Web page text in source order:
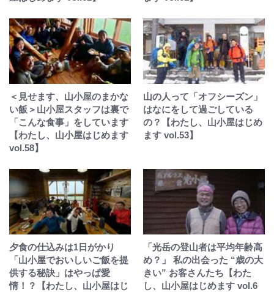
＜見せます、山小屋のまかな
い飯＞山小屋スタッフは裏で
「こんな食事」をしています
【わたし、山小屋はじめます
vol.58】
山の人って「オフシーズン」
はなにをして過ごしている
の？【わたし、山小屋はじめ
ます vol.53】
夕食の仕込みは1日がかり
「山小屋でおいしいご飯を提
供する秘訣」はやっぱ愛
情！？【わたし、山小屋はじ
「光岳の登山者は平均年齢高
め？」 私の出会った “歳の大
きい” お客さんたち【わた
し、山小屋はじめます vol.6